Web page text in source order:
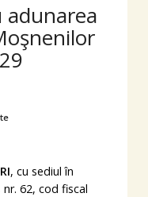
, cu sediul în
62, cod fiscal